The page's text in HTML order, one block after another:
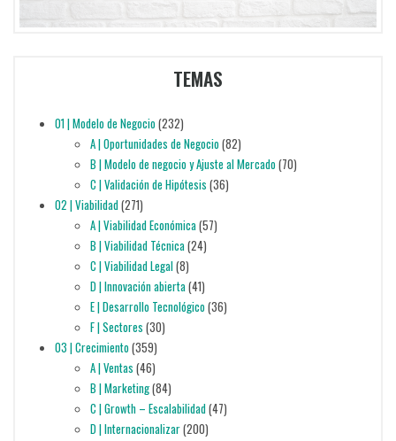
TEMAS
01 | Modelo de Negocio(232)
A | Oportunidades de Negocio(82)
B | Modelo de negocio y Ajuste al Mercado(70)
C | Validación de Hipótesis (36)
02 | Viabilidad(271)
A | Viabilidad Económica(57)
B | Viabilidad Técnica(24)
C | Viabilidad Legal(8)
D | Innovación abierta(41)
E | Desarrollo Tecnológico(36)
F | Sectores (30)
03 | Crecimiento(359)
A | Ventas (46)
B | Marketing(84)
C | Growth – Escalabilidad(47)
D | Internacionalizar(200)